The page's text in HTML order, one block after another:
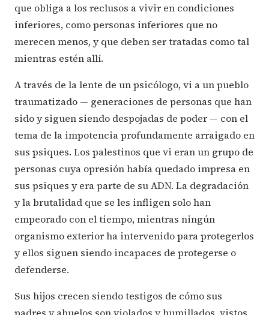
que obliga a los reclusos a vivir en condiciones
inferiores, como personas inferiores que no
merecen menos, y que deben ser tratadas como tal
mientras estén allí.
A través de la lente de un psicólogo, vi a un pueblo
traumatizado — generaciones de personas que han
sido y siguen siendo despojadas de poder — con el
tema de la impotencia profundamente arraigado en
sus psiques. Los palestinos que vi eran un grupo de
personas cuya opresión había quedado impresa en
sus psiques y era parte de su ADN. La degradación
y la brutalidad que se les infligen solo han
empeorado con el tiempo, mientras ningún
organismo exterior ha intervenido para protegerlos
y ellos siguen siendo incapaces de protegerse o
defenderse.
Sus hijos crecen siendo testigos de cómo sus